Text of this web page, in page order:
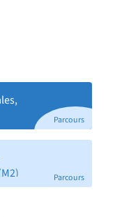
nutritionnels ;
Parcours
Parcours